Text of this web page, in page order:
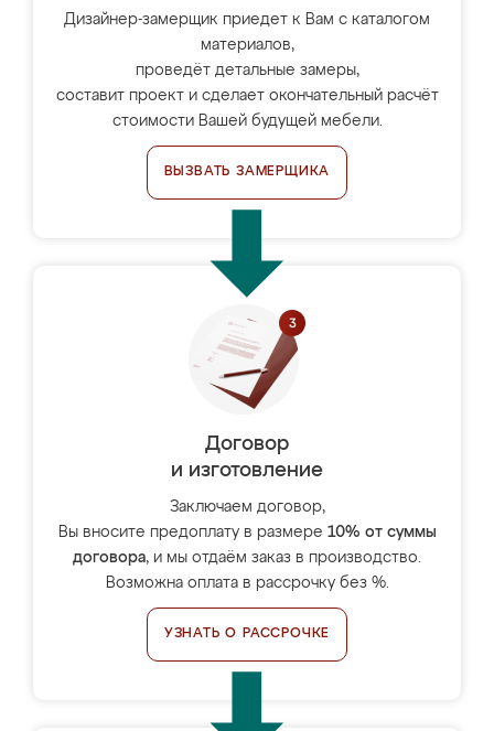
Дизайнер-замерщик приедет к Вам с каталогом
материалов,
проведёт детальные замеры,
составит проект и сделает окончательный расчёт
стоимости Вашей будущей мебели.
ВЫЗВАТЬ ЗАМЕРЩИКА
Договор
и изготовление
Заключаем договор,
Вы вносите предоплату в размере 10% от суммы
договора, и мы отдаём заказ в производство.
Возможна оплата в рассрочку без %.
УЗНАТЬ О РАССРОЧКЕ